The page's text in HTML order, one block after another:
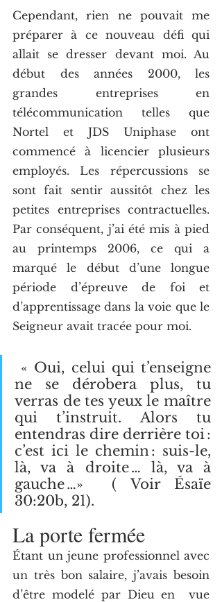
Cependant, rien ne pouvait me
préparer à ce nouveau défi qui
allait se dresser devant moi. Au
début des années 2000, les
grandes entreprises en
télécommunication telles que
Nortel et JDS Uniphase ont
commencé à licencier plusieurs
employés. Les répercussions se
sont fait sentir aussitôt chez les
petites entreprises contractuelles.
Par conséquent, j’ai été mis à pied
au printemps 2006, ce qui a
marqué le début d’une longue
période d’épreuve de foi et
d’apprentissage dans la voie que le
Seigneur avait tracée pour moi.
ne se dérobera plus, tu
verras de tes yeux le maître
qui t’instruit. Alors tu
entendras dire derrière toi :
c’est ici le chemin : suis-le,
là, va à droite … là, va à
gauche …»  ( Voir Ésaïe
30:20b, 21).
La porte fermée
Étant un jeune professionnel avec
un très bon salaire, j’avais besoin
d’être modelé par Dieu en  vue